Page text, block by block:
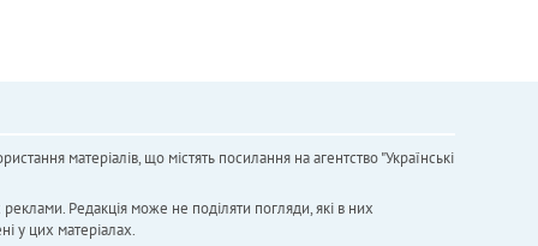
матеріалів, що містять посилання на агентство "Українськi
Редакція може не поділяти погляди, які в них
у цих матеріалах.